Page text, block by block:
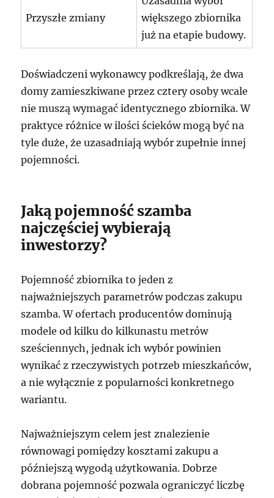
Przyszłe zmiany
większego zbiornika
już na etapie budowy.
Doświadczeni wykonawcy podkreślają, że dwa
domy zamieszkiwane przez cztery osoby wcale
nie muszą wymagać identycznego zbiornika. W
praktyce różnice w ilości ścieków mogą być na
tyle duże, że uzasadniają wybór zupełnie innej
pojemności.
Jaką pojemność szamba
najczęściej wybierają
inwestorzy?
Pojemność zbiornika to jeden z
najważniejszych parametrów podczas zakupu
szamba. W ofertach producentów dominują
modele od kilku do kilkunastu metrów
sześciennych, jednak ich wybór powinien
wynikać z rzeczywistych potrzeb mieszkańców,
a nie wyłącznie z popularności konkretnego
wariantu.
Najważniejszym celem jest znalezienie
równowagi pomiędzy kosztami zakupu a
późniejszą wygodą użytkowania. Dobrze
dobrana pojemność pozwala ograniczyć liczbę